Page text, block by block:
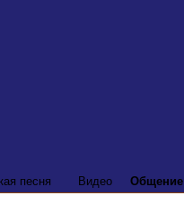
песня Видео Общение